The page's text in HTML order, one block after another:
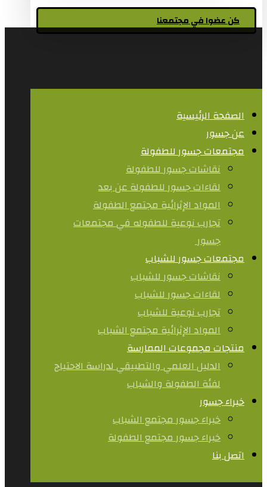
كن عضوا في مجتمعنا
الصفحة الرئيسية
عن جسور
مجتمعات جسور للطفولة
نقاشات جسور للطفولة
لقاءات جسور للطفولة عن بعد
المواد الإثرائية مجتمع الطفولة
تجارب نوعية للطفوله في مجتمعات
جسور ​
مجتمعات جسور للشباب
نقاشات جسور للشباب
لقاءات جسور للشباب
تجارب نوعية للشباب​
المواد الإثرائية مجتمع الشباب
منتجات مجموعات الممارسة
الدليل العلمي والتطبيقي لدراسة الاحتياج
لفئة الطفولة والشباب
خبراء جسور
خبراء جسور مجتمع الشباب
خبراء جسور مجتمع الطفولة
اتصل بنا